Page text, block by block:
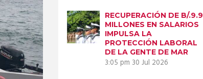
Next item
IMG-20260217-
WA0111
RECUPERACIÓN DE B/.9.9
MILLONES EN SALARIOS
IMPULSA LA
PROTECCIÓN LABORAL
DE LA GENTE DE MAR
3:05 pm 30 Jul 2026